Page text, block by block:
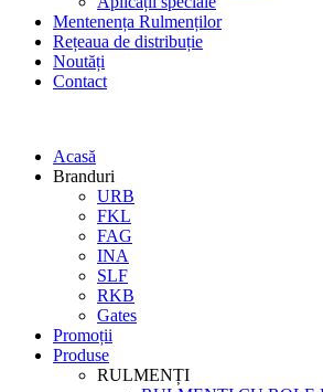
Mentenența Rulmenților
Rețeaua de distribuție
Noutăți
Contact
Acasă
Branduri
URB
FKL
FAG
INA
SLF
RKB
Gates
Promoții
Produse
RULMENȚI